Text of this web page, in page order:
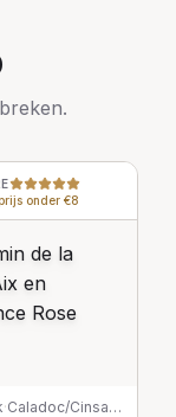
onder €8
· Caladoc/Cinsault/Grenache/Syrah